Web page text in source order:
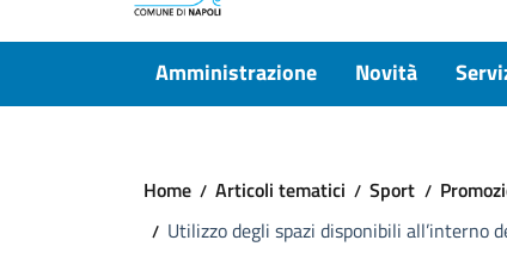
Amministrazione Novità
Home Articoli tematici Sport
Utilizzo degli spazi disponibili all’interno